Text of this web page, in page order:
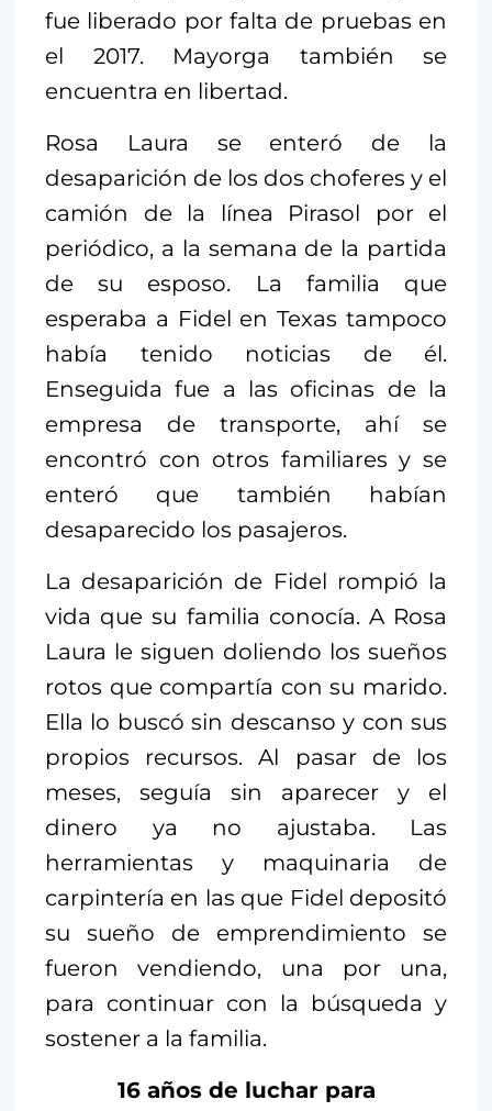
fue liberado por falta de pruebas en
el 2017. Mayorga también se
encuentra en libertad.
Rosa Laura se enteró de la
desaparición de los dos choferes y el
camión de la línea Pirasol por el
periódico, a la semana de la partida
de su esposo. La familia que
esperaba a Fidel en Texas tampoco
había tenido noticias de él.
Enseguida fue a las oficinas de la
empresa de transporte, ahí se
encontró con otros familiares y se
enteró que también habían
desaparecido los pasajeros.
La desaparición de Fidel rompió la
vida que su familia conocía. A Rosa
Laura le siguen doliendo los sueños
rotos que compartía con su marido.
Ella lo buscó sin descanso y con sus
propios recursos. Al pasar de los
meses, seguía sin aparecer y el
dinero ya no ajustaba. Las
herramientas y maquinaria de
carpintería en las que Fidel depositó
su sueño de emprendimiento se
fueron vendiendo, una por una,
para continuar con la búsqueda y
sostener a la familia.
16 años de luchar para